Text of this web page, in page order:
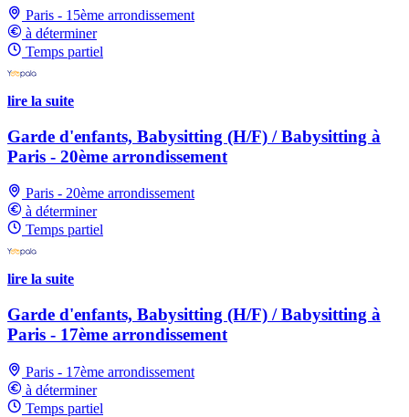
Paris - 15ème arrondissement
à déterminer
Temps partiel
lire la suite
Garde d'enfants, Babysitting (H/F) / Babysitting à
Paris - 20ème arrondissement
Paris - 20ème arrondissement
à déterminer
Temps partiel
lire la suite
Garde d'enfants, Babysitting (H/F) / Babysitting à
Paris - 17ème arrondissement
Paris - 17ème arrondissement
à déterminer
Temps partiel